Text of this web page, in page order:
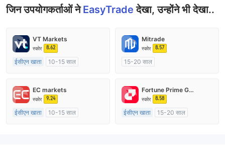
जिन उपयोगकर्ताओं नेEasyTradeदेखा, उन्होंने भी देखा..
VT Markets
स्कोर 8.62
ईसीएन खाता
10-15 साल
मार्केट मेकिंग (एमएम)
मुख्य-लेबल MT4
Mitrade
स्कोर 8.57
15-20 साल
मार्केट मेकिंग (एमएम)
EC markets
स्कोर 9.24
ईसीएन खाता
10-15 साल
Fortune Prime Global
स्कोर 8.58
ईसीएन खाता
15-20 साल